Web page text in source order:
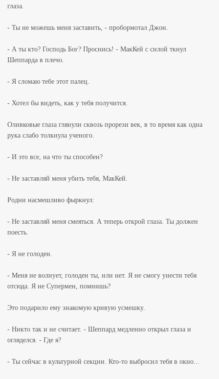
глаза.
- Ты не можешь меня заставить, - пробормотал Джон.
- А ты кто? Господь Бог? Проснись! - МакКей с силой ткнул
Шеппарда в плечо.
- Я сломаю тебе этот палец.
- Хотел бы видеть, как у тебя получится.
Оливковые глаза глянули сквозь прорези век, в то время как одна
рука слабо толкнула ученого.
- И это все, на что ты способен?
- Не заставляй меня убить тебя, MакКей.
Родни насмешливо фыркнул:
- Не заставляй меня смеяться. А теперь открой глаза. Ты должен
поесть.
- Я не голоден.
- Меня не волнует, голоден ты, или нет. Я не смогу унести тебя
отсюда. Я не Супермен, помнишь?
Это подарило ему знакомую кривую усмешку.
- Никто так и не считает. - Шеппард медленно открыл глаза и
огляделся. - Где я?
- Ты сейчас в культурной секции. Кто-то выбросил тебя в окно...